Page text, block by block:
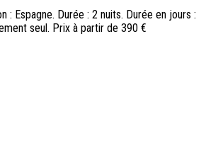
: Espagne. Durée : 2 nuits. Durée en jours :
seul. Prix à partir de 390 €